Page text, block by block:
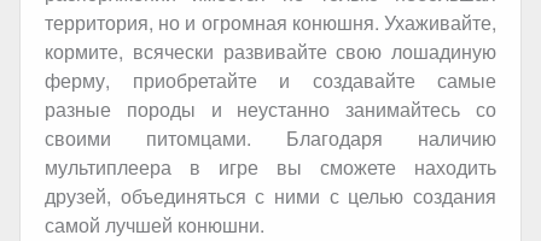
территория, но и огромная конюшня. Ухаживайте,
кормите, всячески развивайте свою лошадиную
ферму, приобретайте и создавайте самые
разные породы и неустанно занимайтесь со
своими питомцами. Благодаря наличию
мультиплеера в игре вы сможете находить
друзей, объединяться с ними с целью создания
самой лучшей конюшни.